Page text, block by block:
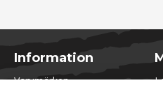
Information
Varumärken